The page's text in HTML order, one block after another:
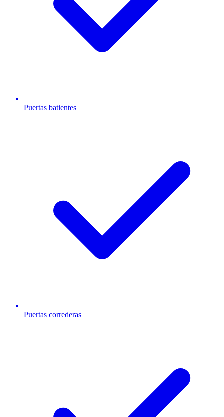
Puertas batientes
Puertas correderas